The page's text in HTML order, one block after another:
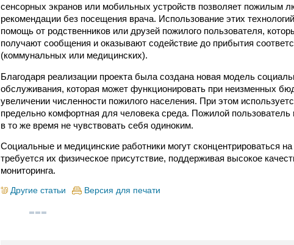
сенсорных экранов или мобильных устройств позволяет пожилым
рекомендации без посещения врача. Использование этих
помощь от родственников или друзей пожилого пользователя,
получают сообщения и оказывают содействие до прибытия
(коммунальных или медицинских).
Благодаря реализации проекта была создана новая модель
обслуживания, которая может функционировать при неизменных
увеличении численности пожилого населения. При этом
предельно комфортная для человека среда. Пожилой
в то же время не чувствовать себя одиноким.
Социальные и медицинские работники могут сконцентрироваться
требуется их физическое присутствие, поддерживая высокое
мониторинга.
Другие статьи Версия для печати